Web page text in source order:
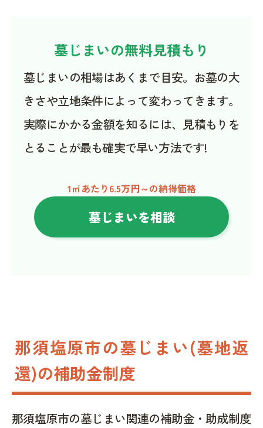
墓じまいの無料見積もり
墓じまいの相場はあくまで目安。お墓の大
きさや立地条件によって変わってきます。
実際にかかる金額を知るには、見積もりを
とることが最も確実で早い方法です!
1㎡あたり6.5万円～の納得価格
墓じまいを相談
那須塩原市の墓じまい(墓地返
還)の補助金制度
那須塩原市の墓じまい関連の補助金・助成制度